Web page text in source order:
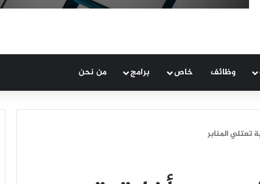
وظائف خاص برامج من نحن
المنابر